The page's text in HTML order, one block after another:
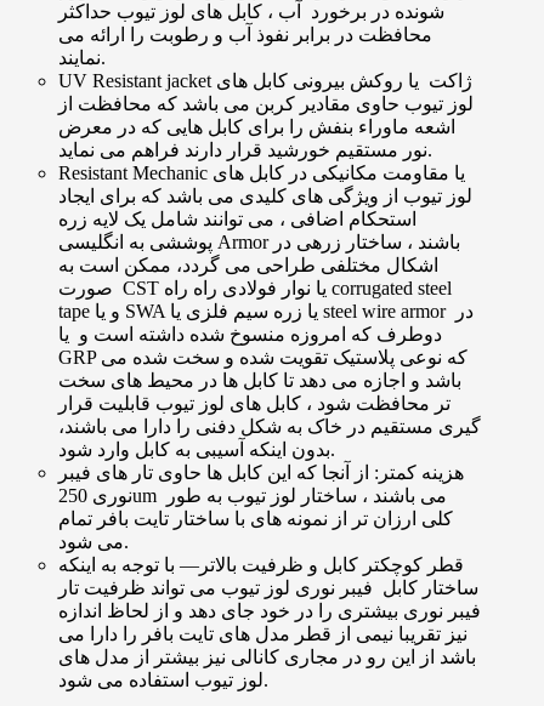
شونده در برخورد آب ، کابل های لوز تیوب حداکثر
محافظت در برابر نفوذ آب و رطوبت را ارائه می
نمایند.
UV Resistant jacket ژاکت یا روکش بیرونی کابل های
لوز تیوب حاوی مقادیر کربن می باشد که محافظت از
اشعه ماوراء بنفش را برای کابل هایی که در معرض
نور مستقیم خورشید قرار دارند فراهم می نماید.
Resistant Mechanic یا مقاومت مکانیکی در کابل های
لوز تیوب از ویژگی های کلیدی می باشد که برای ایجاد
استحکام اضافی ، می توانند شامل یک لایه زره
پوششی به انگلیسی Armor باشند ، ساختار زرهی در
اشکال مختلفی طراحی می گردد، ممکن است به
صورت CST یا نوار فولادی راه راه corrugated steel
tape و یا SWA یا زره سیم فلزی یا steel wire armor در
دوطرف که امروزه منسوخ شده داشته است و یا
GRP که نوعی پلاستیک تقویت شده و سخت شده می
باشد و اجازه می دهد تا کابل ها در محیط های سخت
تر محافظت شود ، کابل های لوز تیوب قابلیت قرار
گیری مستقیم در خاک به شکل دفنی را دارا می باشند،
بدون اینکه آسیبی به کابل وارد شود.
هزینه کمتر: از آنجا که این کابل ها حاوی تار های فیبر
نوری 250um می باشند ، ساختار لوز تیوب به طور
کلی ارزان تر از نمونه های با ساختار تایت بافر تمام
می شود.
قطر کوچکتر کابل و ظرفیت بالاتر— با توجه به اینکه
ساختار کابل فیبر نوری لوز تیوب می تواند ظرفیت تار
فیبر نوری بیشتری را در خود جای دهد و از لحاظ اندازه
نیز تقریبا نیمی از قطر مدل های تایت بافر را دارا می
باشد از این رو در مجاری کانالی نیز بیشتر از مدل های
لوز تیوب استفاده می شود.